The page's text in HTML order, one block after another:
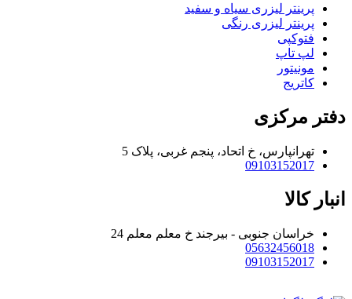
پرینتر لیزری سیاه و سفید
پرینتر لیزری رنگی
فتوکپی
لپ تاپ
مونیتور
کاتریج
دفتر مرکزی
تهرانپارس، خ اتحاد، پنجم غربی، پلاک 5
09103152017
انبار کالا
خراسان جنوبی - بیرجند خ معلم معلم 24
05632456018
09103152017